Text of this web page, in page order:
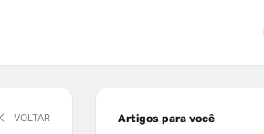
VOLTAR Artigos para você